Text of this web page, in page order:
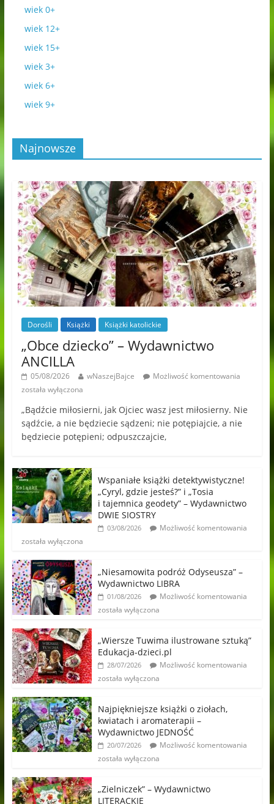
wiek 0+
wiek 12+
wiek 15+
wiek 3+
wiek 6+
wiek 9+
Najnowsze
Dorośli Książki Książki katolickie
„Obce dziecko” – Wydawnictwo
ANCILLA
05/08/2026 wNaszejBajce
Możliwość komentowania
została wyłączona
„Bądźcie miłosierni, jak Ojciec wasz jest miłosierny. Nie
sądźcie, a nie będziecie sądzeni; nie potępiajcie, a nie
będziecie potępieni; odpuszczajcie,
Wspaniałe książki detektywistyczne!
„Cyryl, gdzie jesteś?” i „Tosia
i tajemnica geodety” – Wydawnictwo
DWIE SIOSTRY
03/08/2026
Możliwość komentowania
została wyłączona
„Niesamowita podróż Odyseusza” –
Wydawnictwo LIBRA
01/08/2026
Możliwość komentowania
została wyłączona
„Wiersze Tuwima ilustrowane sztuką”
Edukacja-dzieci.pl
28/07/2026
Możliwość komentowania
została wyłączona
Najpiękniejsze książki o ziołach,
kwiatach i aromaterapii –
Wydawnictwo JEDNOŚĆ
20/07/2026
Możliwość komentowania
została wyłączona
„Zielniczek” – Wydawnictwo
LITERACKIE